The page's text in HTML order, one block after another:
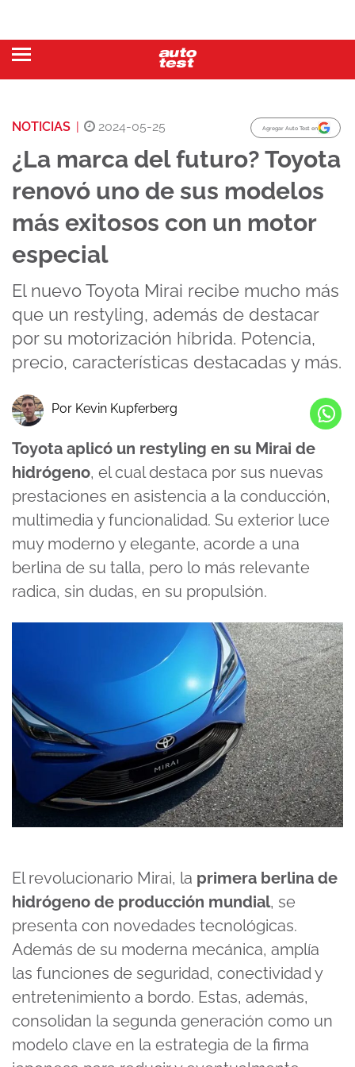
NOTICIAS | 2024-05-25 Agregar Auto Test en
¿La marca del futuro? Toyota
renovó uno de sus modelos
más exitosos con un motor
especial
El nuevo Toyota Mirai recibe mucho más
que un restyling, además de destacar
por su motorización híbrida. Potencia,
precio, características destacadas y más.
Por Kevin Kupferberg
Toyota aplicó un restyling en su Mirai de
hidrógeno, el cual destaca por sus nuevas
prestaciones en asistencia a la conducción,
multimedia y funcionalidad. Su exterior luce
muy moderno y elegante, acorde a una
berlina de su talla, pero lo más relevante
radica, sin dudas, en su propulsión.
El revolucionario Mirai, la primera berlina de
hidrógeno de producción mundial, se
presenta con novedades tecnológicas.
Además de su moderna mecánica, amplía
las funciones de seguridad, conectividad y
entretenimiento a bordo. Estas, además,
consolidan la segunda generación como un
modelo clave en la estrategia de la firma